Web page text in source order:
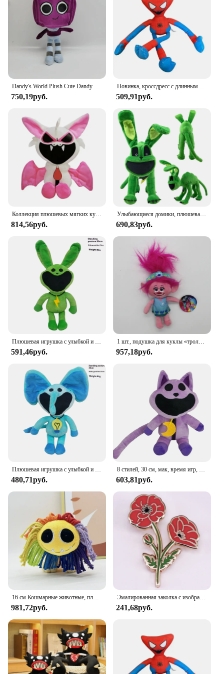
elegance to a dinner party or simply enjoy a
sparkling drink at home, Poppi Sparkling Seltzer is
the ultimate choice. Its light, fruity flavors and
effervescent bubbles make it an ideal mixer for
cocktails, adding a touch of sophistication to any
drink. With its appealing design and versatile usage,
Poppi Sparkling Seltzer is a must-have for any
750,19руб.
Новинка, кроссдресс с длинными ногами, маковая игра, время, Человек-паук, плюшевая игрушка, игра, окружающие куклы, смешная кукла ха Джимми, Детские Подарочные игрушки
509,91руб.
814,56руб.
Улыбающиеся домики, плюшевая игрушка для детей, спящий Кот, Мак, страшный, новый продукт, Лидер продаж, подарок на день рождения
690,83руб.
Плюшевая игрушка с улыбкой и животными, игра ужасов, кукла, ужасающий улыбающийся мак, мультяшная игра, мягкие мягкие игрушки, украшение комнаты, подарок для ребенка
591,46руб.
1 шт., подушка для куклы «тролли»
957,18руб.
Плюшевая игрушка с улыбкой и животными, игра ужасов, кукла, ужасающий улыбающийся мак, мультяшная игра, мягкие мягкие игрушки, украшение комнаты, подарок для ребенка
480,71руб.
8 стилей, 30 см, мак, время игр, милые плюшевые подушки, игрушки, кукла, плюшевая кукла, аниме, плюшевые детские игрушки, украшения для комнаты, подарки для детей
603,81руб.
16 см Кошмарные животные, плюшевая цветная кукла-лев, улыбка, животные, игрушка, мягкая модель мака, украшение для игровой комнаты, рождественские подарки
981,72руб.
Эмалированная заколка с изображением цветка мака, значок с изображением растения, день памяти, ювелирные изделия, подарок
241,68руб.